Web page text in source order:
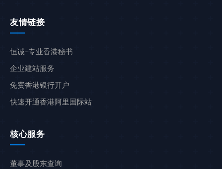
友情链接
恒诚-专业香港秘书
企业建站服务
免费香港银行开户
快速开通香港阿里国际站
核心服务
董事及股东查询